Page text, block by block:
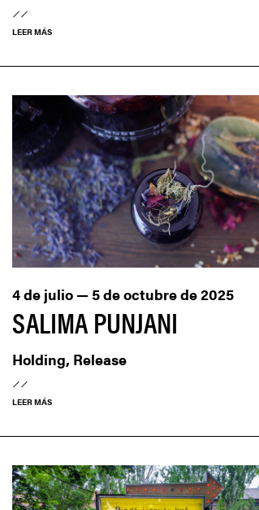
LEER MÁS
SALIMA PUNJANI
4 de julio — 5 de octubre de 2025
Holding, Release
LEER MÁS